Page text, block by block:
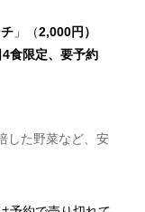
」（2,000円）
食限定、要予約
した野菜など、安